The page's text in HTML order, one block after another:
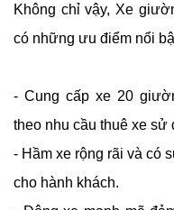
Không chỉ vậy, Xe
có những ưu điểm nổi
- Cung cấp xe 20
theo nhu cầu thuê xe sử
- Hầm xe rộng rãi và có
cho hành khách.